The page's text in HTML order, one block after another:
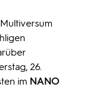
26.
im NANO